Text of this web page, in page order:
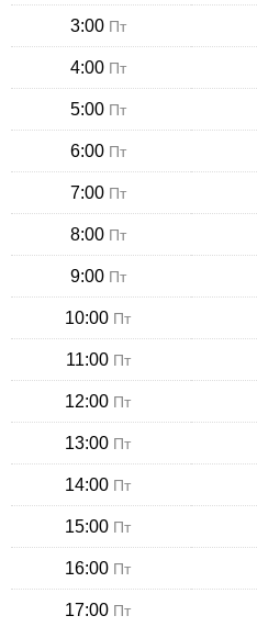
3:00 Пт
4:00 Пт
5:00 Пт
6:00 Пт
7:00 Пт
8:00 Пт
9:00 Пт
10:00 Пт
11:00 Пт
12:00 Пт
13:00 Пт
14:00 Пт
15:00 Пт
16:00 Пт
17:00 Пт